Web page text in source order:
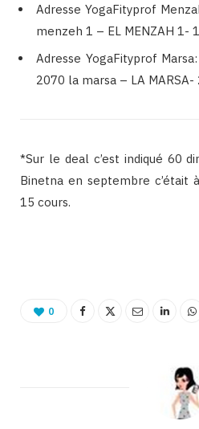
Adresse YogaFityprof
menzeh 1 – EL MENZAH 1-
Adresse YogaFityprof
2070 la marsa – LA MARSA-
*Sur le deal c’est indiqué 60
Binetna en septembre c’était
15 cours.
0